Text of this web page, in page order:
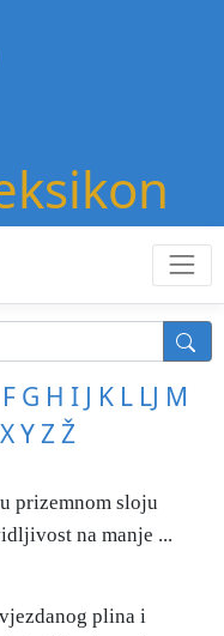
F G H I J K L LJ M
XYZŽ
prizemnom sloju
na manje ...
plina i